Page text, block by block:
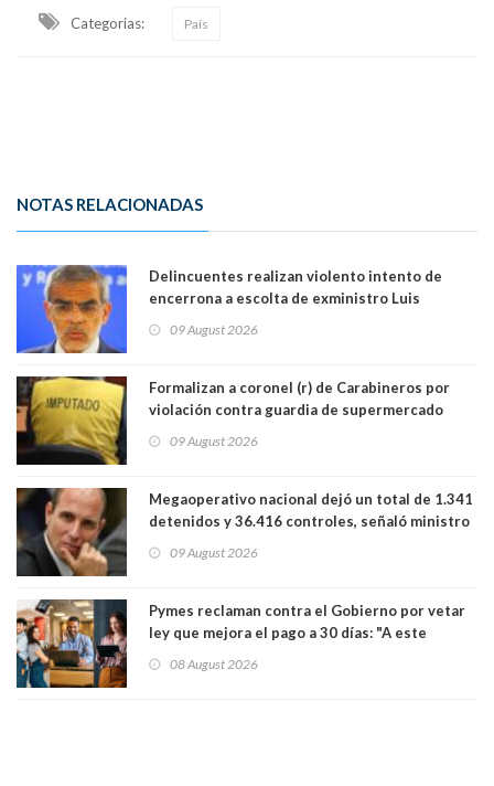
Categorias: País
NOTAS RELACIONADAS
Delincuentes realizan violento intento de
encerrona a escolta de exministro Luis
Lo Espejo
09 August 2026
Formalizan a coronel (r) de Carabineros por
violación contra guardia de supermercado
09 August 2026
Megaoperativo nacional dejó un total de 1.341
detenidos y 36.416 controles, señaló ministro
09 August 2026
Pymes reclaman contra el Gobierno por vetar
ley que mejora el pago a 30 días: "A este
medianas empresas"
08 August 2026